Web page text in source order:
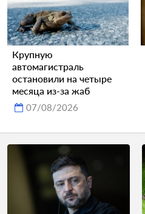
Крупную
автомагистраль
остановили на четыре
месяца из-за жаб
07/08/2026